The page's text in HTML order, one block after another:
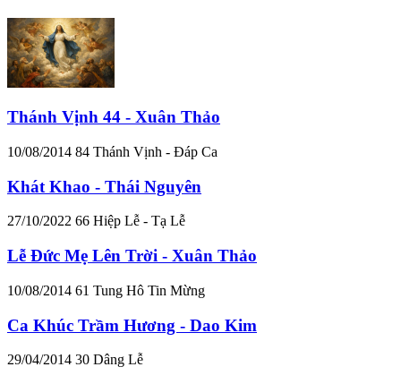
Thánh Vịnh 44 - Xuân Thảo
10/08/2014 84 Thánh Vịnh - Đáp Ca
Khát Khao - Thái Nguyên
27/10/2022 66 Hiệp Lễ - Tạ Lễ
Lễ Đức Mẹ Lên Trời - Xuân Thảo
10/08/2014 61 Tung Hô Tin Mừng
Ca Khúc Trầm Hương - Dao Kim
29/04/2014 30 Dâng Lễ